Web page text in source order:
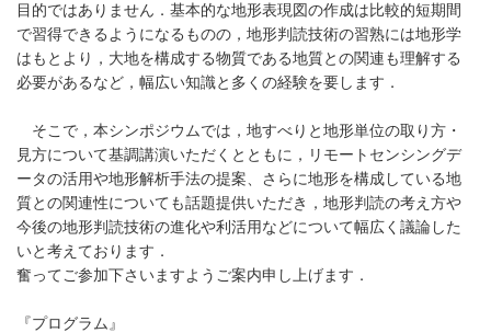
目的ではありません．基本的な地形表現図の作成は比較的短期間
で習得できるようになるものの，地形判読技術の習熟には地形学
はもとより，大地を構成する物質である地質との関連も理解する
必要があるなど，幅広い知識と多くの経験を要します．
そこで，本シンポジウムでは，地すべりと地形単位の取り方・
見方について基調講演いただくとともに，リモートセンシングデ
ータの活用や地形解析手法の提案、さらに地形を構成している地
質との関連性についても話題提供いただき，地形判読の考え方や
今後の地形判読技術の進化や利活用などについて幅広く議論した
いと考えております．
奮ってご参加下さいますようご案内申し上げます．
『プログラム』